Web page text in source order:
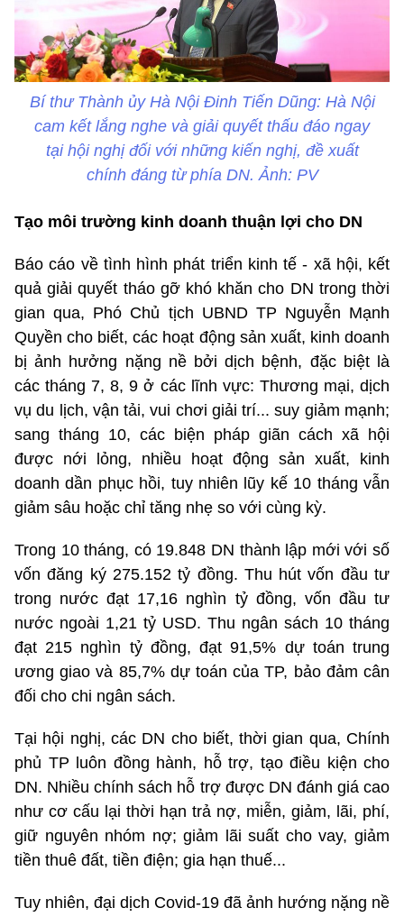
Bí thư Thành ủy Hà Nội Đinh Tiến Dũng: Hà Nội
cam kết lắng nghe và giải quyết thấu đáo ngay
tại hội nghị đối với những kiến nghị, đề xuất
chính đáng từ phía DN. Ảnh: PV
Tạo môi trường kinh doanh thuận lợi cho DN
Báo cáo về tình hình phát triển kinh tế - xã hội, kết
quả giải quyết tháo gỡ khó khăn cho DN trong thời
gian qua, Phó Chủ tịch UBND TP Nguyễn Mạnh
Quyền cho biết, các hoạt động sản xuất, kinh doanh
bị ảnh hưởng nặng nề bởi dịch bệnh, đặc biệt là
các tháng 7, 8, 9 ở các lĩnh vực: Thương mại, dịch
vụ du lịch, vận tải, vui chơi giải trí... suy giảm mạnh;
sang tháng 10, các biện pháp giãn cách xã hội
được nới lỏng, nhiều hoạt động sản xuất, kinh
doanh dần phục hồi, tuy nhiên lũy kế 10 tháng vẫn
giảm sâu hoặc chỉ tăng nhẹ so với cùng kỳ.
Trong 10 tháng, có 19.848 DN thành lập mới với số
vốn đăng ký 275.152 tỷ đồng. Thu hút vốn đầu tư
trong nước đạt 17,16 nghìn tỷ đồng, vốn đầu tư
nước ngoài 1,21 tỷ USD. Thu ngân sách 10 tháng
đạt 215 nghìn tỷ đồng, đạt 91,5% dự toán trung
ương giao và 85,7% dự toán của TP, bảo đảm cân
đối cho chi ngân sách.
Tại hội nghị, các DN cho biết, thời gian qua, Chính
phủ TP luôn đồng hành, hỗ trợ, tạo điều kiện cho
DN. Nhiều chính sách hỗ trợ được DN đánh giá cao
như cơ cấu lại thời hạn trả nợ, miễn, giảm, lãi, phí,
giữ nguyên nhóm nợ; giảm lãi suất cho vay, giảm
tiền thuê đất, tiền điện; gia hạn thuế...
Tuy nhiên, đại dịch Covid-19 đã ảnh hướng nặng nề